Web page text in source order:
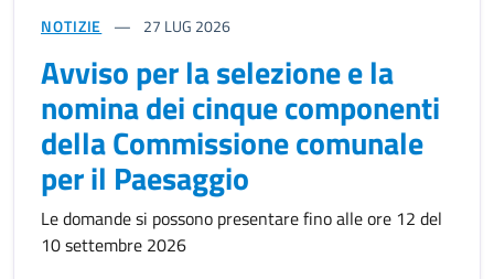
NOTIZIE 27 LUG 2026
Avviso per la selezione e la
nomina dei cinque componenti
della Commissione comunale
per il Paesaggio
Le domande si possono presentare fino alle ore 12 del
10 settembre 2026